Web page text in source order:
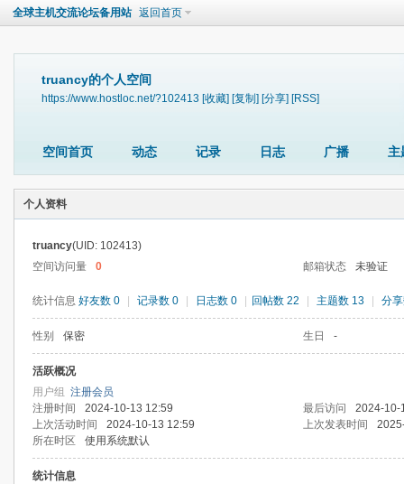
全球主机交流论坛备用站 返回首页
truancy的个人空间
https://www.hostloc.net/?102413 [收藏] [复制] [分享] [RSS]
空间首页 动态 记录 日志 广播 主
个人资料
truancy(UID: 102413)
空间访问量
0 邮箱状态 未验证
统计信息 好友数 0 记录数 0 日志数 0 回帖数 22 主题数 13 分
性别 保密 生日 -
活跃概况
用户组 注册会员
注册时间
2024-10-13 12:59 最后访问
2024-10-
上次活动时间
2024-10-13 12:59 上次发表时间
所在时区
使用系统默认
统计信息